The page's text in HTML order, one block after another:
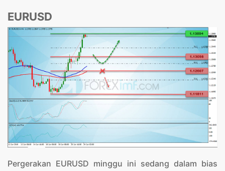
EURUSD
Pergerakan EURUSD minggu ini sedang dalam bias